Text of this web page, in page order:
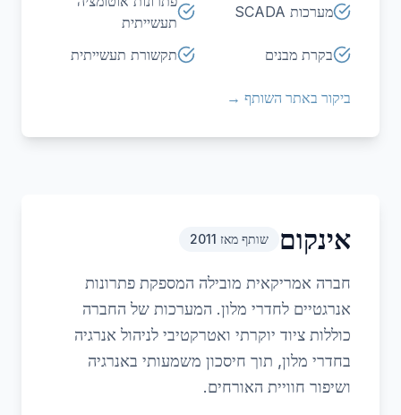
מערכות SCADA
תעשייתית
בקרת מבנים
תקשורת תעשייתית
ביקור באתר השותף →
אינקום שותף מאז 2011
חברה אמריקאית מובילה המספקת פתרונות
אנרגטיים לחדרי מלון. המערכות של החברה
כוללות ציוד יוקרתי ואטרקטיבי לניהול אנרגיה
בחדרי מלון, תוך חיסכון משמעותי באנרגיה
ושיפור חוויית האורחים.